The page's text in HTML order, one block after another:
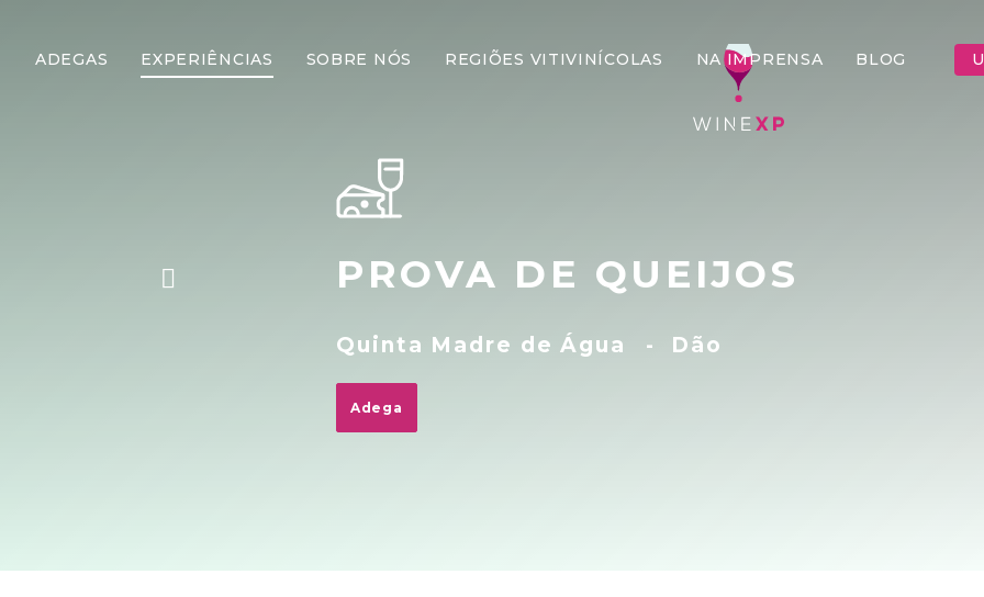
ADEGAS EXPERIÊNCIAS SOBRE NÓS REGIÕES VITIVINÍCOLAS NA IMPRENSA BLOG
PROVA DE QUEIJOS
Quinta Madre de Água - Dão
Adega